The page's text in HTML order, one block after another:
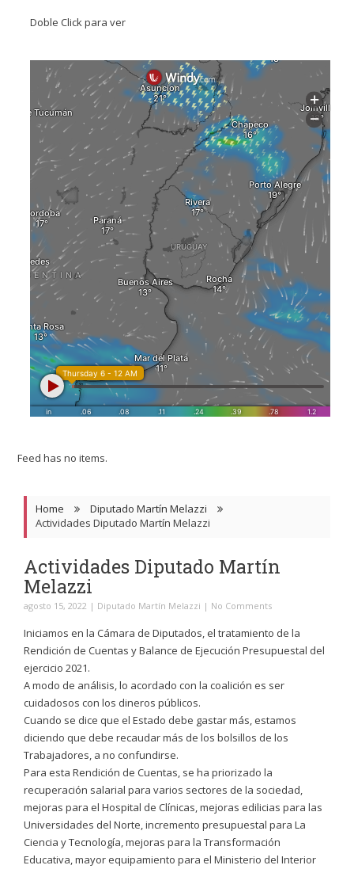
Doble Click para ver
Feed has no items.
Home
Diputado Martín Melazzi
Actividades Diputado Martín Melazzi
Actividades Diputado Martín
Melazzi
agosto 15, 2022 | Diputado Martín Melazzi | No Comments
Iniciamos en la Cámara de Diputados, el tratamiento de la
Rendición de Cuentas y Balance de Ejecución Presupuestal del
ejercicio 2021.
A modo de análisis, lo acordado con la coalición es ser
cuidadosos con los dineros públicos.
Cuando se dice que el Estado debe gastar más, estamos
diciendo que debe recaudar más de los bolsillos de los
Trabajadores, a no confundirse.
Para esta Rendición de Cuentas, se ha priorizado la
recuperación salarial para varios sectores de la sociedad,
mejoras para el Hospital de Clínicas, mejoras edilicias para las
Universidades del Norte, incremento presupuestal para La
Ciencia y Tecnología, mejoras para la Transformación
Educativa, mayor equipamiento para el Ministerio del Interior